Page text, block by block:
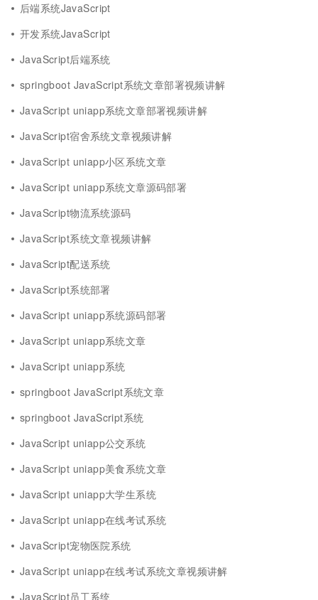
后端系统JavaScript
开发系统JavaScript
JavaScript后端系统
springboot JavaScript系统文章部署视频讲解
JavaScript uniapp系统文章部署视频讲解
JavaScript宿舍系统文章视频讲解
JavaScript uniapp小区系统文章
JavaScript uniapp系统文章源码部署
JavaScript物流系统源码
JavaScript系统文章视频讲解
JavaScript配送系统
JavaScript系统部署
JavaScript uniapp系统源码部署
JavaScript uniapp系统文章
JavaScript uniapp系统
springboot JavaScript系统文章
springboot JavaScript系统
JavaScript uniapp公交系统
JavaScript uniapp美食系统文章
JavaScript uniapp大学生系统
JavaScript uniapp在线考试系统
JavaScript宠物医院系统
JavaScript uniapp在线考试系统文章视频讲解
JavaScript员工系统